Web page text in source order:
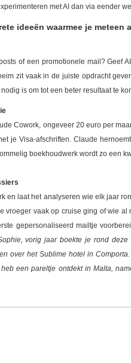
met AI dan via eender
ideeën waarmee je meteen
of een promotionele mail? Geef
zit vaak in de juiste opdracht
is om tot een beter resultaat te
Cowork, ongeveer 20 euro per
je Visa-afschriften. Claude
boekhoudwerk wordt zo een
en laat het analyseren wie elk jaar
vroeger vaak op cruise ging of wie al
gepersonaliseerd mailtje
vorig jaar boekte je rond
over het Sublime hotel in
een pareltje ontdekt in Malta,